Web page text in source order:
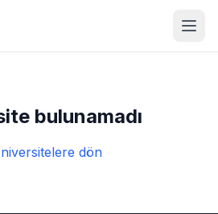
bulunamadı
dön